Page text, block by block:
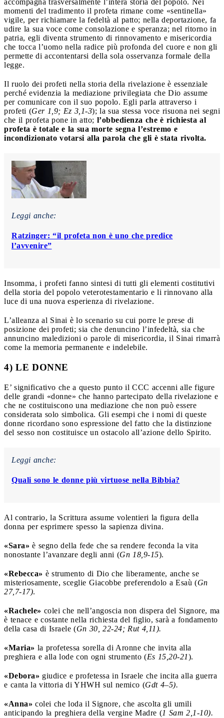
momenti del tradimento il profeta rimane come «sentinella»
vigile, per richiamare la fedeltà al patto; nella deportazione, fa
udire la sua voce come consolazione e speranza; nel ritorno in
patria, egli diventa strumento di rinnovamento e misericordia
che tocca l’uomo nella radice più profonda del cuore e non gli
permette di accontentarsi della sola osservanza formale della
legge.
Il ruolo dei profeti nella storia della rivelazione è essenziale
perché evidenzia la mediazione privilegiata che Dio assume
per comunicare con il suo popolo. Egli parla attraverso i
profeti (Ger 1,9; Ez 3,1-3); la sua stessa voce risuona nei segni
che il profeta pone in atto; l’obbedienza che è richiesta al
profeta è totale e la sua morte segna l’estremo e
incondizionato votarsi alla parola che gli è stata rivolta.
Leggi anche:
Ratzinger: “il profeta non è uno che predice
l’avvenire”
Insomma, i profeti fanno sintesi di tutti gli elementi costitutivi
della storia del popolo veterotestamentario e li rinnovano alla
luce di una nuova esperienza di rivelazione.
L’alleanza al Sinai è lo scenario su cui porre le prese di
posizione dei profeti; sia che denuncino l’infedeltà, sia che
annuncino maledizioni o parole di misericordia, il Sinai rimarrà
come la memoria permanente e indelebile.
4) LE DONNE
E’ significativo che a questo punto il CCC accenni alle figure
delle grandi «donne» che hanno partecipato della rivelazione e
che ne costituiscono una mediazione che non può essere
considerata solo simbolica. Gli esempi che i nomi di queste
donne ricordano sono espressione del fatto che la distinzione
del sesso non costituisce un ostacolo all’azione dello Spirito.
Leggi anche:
Quali sono le donne più virtuose nella Bibbia?
Al contrario, la Scrittura assume volentieri la figura della
donna per esprimere spesso la sapienza divina.
«Sara» è segno della fede che sa rendere feconda la vita
nonostante l’avanzare degli anni (Gn 18,9-15).
«Rebecca» è strumento di Dio che liberamente, anche se
misteriosamente, sceglie Giacobbe preferendolo a Esaù (Gn
27,7-17).
«Rachele» colei che nell’angoscia non dispera del Signore, ma
è tenace e costante nella richiesta del figlio, sarà a fondamento
della casa di Israele (Gn 30, 22-24; Rut 4,11).
«Maria» la profetessa sorella di Aronne che invita alla
preghiera e alla lode con ogni strumento (Es 15,20-21).
«Debora» giudice e profetessa in Israele che incita alla guerra
e canta la vittoria di YHWH sul nemico (Gdt 4–5).
«Anna» colei che loda il Signore, che ascolta gli umili
anticipando la preghiera della vergine Madre (1 Sam 2,1-10).